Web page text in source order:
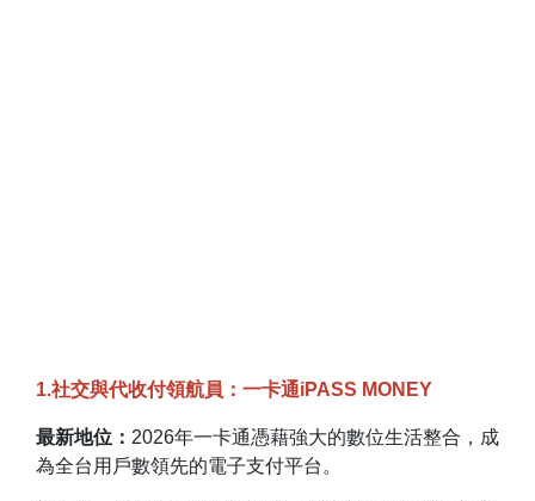
1.社交與代收付領航員：一卡通iPASS MONEY
最新地位： 2026年一卡通憑藉強大的數位生活整合，成
為全台用戶數領先的電子支付平台。